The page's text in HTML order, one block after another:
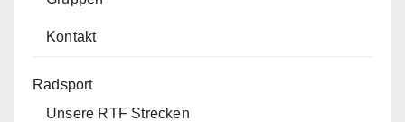
Kontakt
Radsport
Unsere RTF Strecken